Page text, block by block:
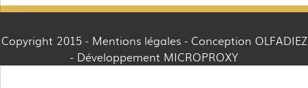
Copyright 2015 - Mentions légales- Conception OLFADIEZ
- Développement MICROPROXY